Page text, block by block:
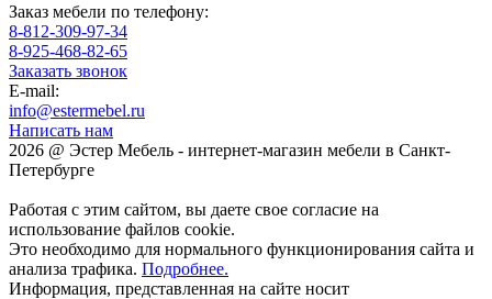
Заказ мебели по телефону:
8-812-309-97-34
8-925-468-82-65
Заказать звонок
E-mail:
info@estermebel.ru
Написать нам
2026 @ Эстер Мебель - интернет-магазин мебели в Санкт-
Петербурге
Работая с этим сайтом, вы даете свое согласие на
использование файлов cookie.
Это необходимо для нормального функционирования сайта и
анализа трафика. Подробнее.
Информация, представленная на сайте носит